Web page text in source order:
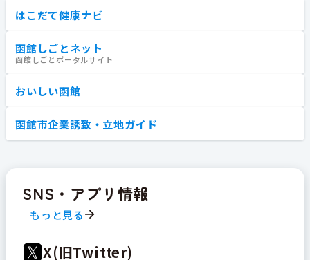
はこだて健康ナビ
函館しごとネット
函館しごとポータルサイト
おいしい函館
函館市企業誘致・立地ガイド
SNS・アプリ情報
もっと見る
X(旧Twitter)